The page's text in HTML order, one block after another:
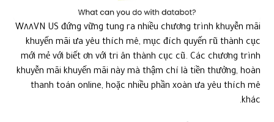
W٨٨VN US đứng vững tung ra nhiều chương trình khuyễn mãi
khuyến mãi ưa yêu thích mê, mục đích quyến rũ thành cục
mới mẻ với biết ơn với tri ân thành cục cũ. Các chương trình
khuyễn mãi khuyến mãi này mà thậm chí là tiền thưởng, hoàn
thanh toán online, hoặc nhiều phần xoàn ưa yêu thích mê
khác.